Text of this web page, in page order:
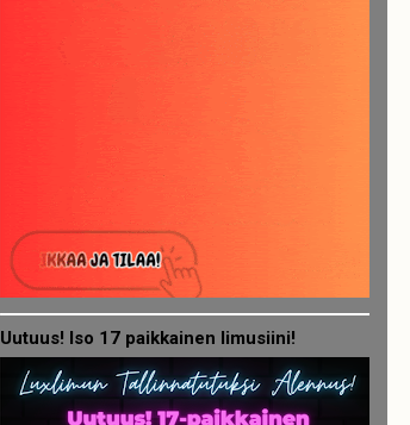
Uutuus! Iso 17 paikkainen limusiini!